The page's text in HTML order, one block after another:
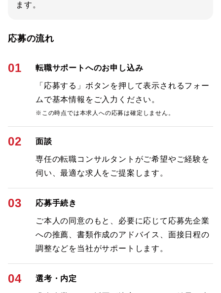
ます。
応募の流れ
01 転職サポートへのお申し込み
「応募する」ボタンを押して表示されるフォー
ムで基本情報をご入力ください。
※この時点では本求人への応募は確定しません。
02 面談
専任の転職コンサルタントがご希望やご経験を
伺い、最適な求人をご提案します。
03 応募手続き
ご本人の同意のもと、必要に応じて応募先企業
への推薦、書類作成のアドバイス、面接日程の
調整などを当社がサポートします。
04 選考・内定